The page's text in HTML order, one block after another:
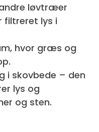
løvtræer
filtreret lys i
hvor græs og
i skovbede – den
lys og
og sten.